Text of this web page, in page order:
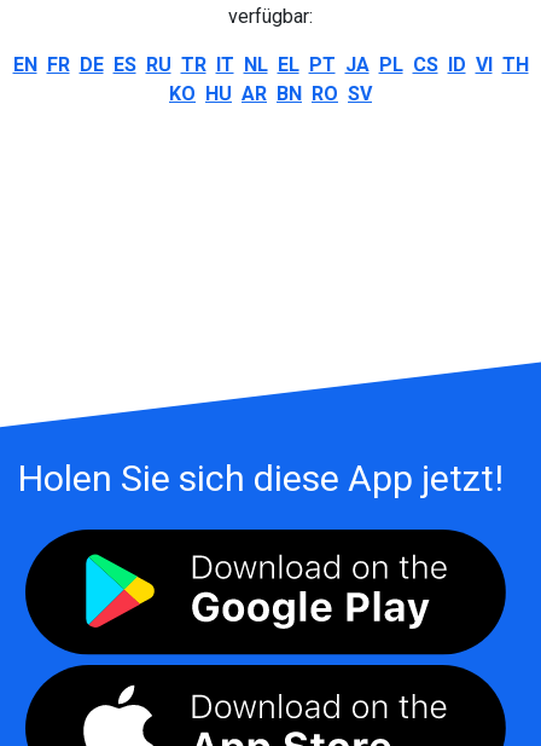
verfügbar:
EN FR DE ES RU TR IT NL EL PT JA PL CS ID VI TH
KO HU AR BN RO SV
Holen Sie sich diese App jetzt!